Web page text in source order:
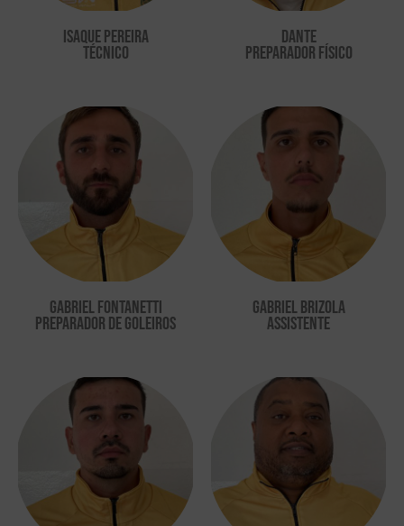
isaque pereira
técnico
dante
preparador físico
gabriel fontanetti
preparador de goleiros
gabriel brizola
assistente